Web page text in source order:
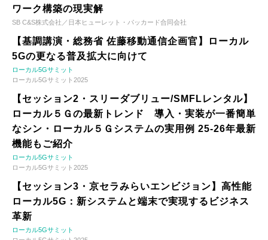
ワーク構築の現実解
SB C&S株式会社／日本ヒューレット・パッカード合同会社
【基調講演・総務省 佐藤移動通信企画官】ローカル
5Gの更なる普及拡大に向けて
ローカル5Gサミット
ローカル5Gサミット2025
【セッション2・スリーダブリュー/SMFLレンタル】
ローカル５Ｇの最新トレンド 導入・実装が一番簡単
なシン・ローカル５Ｇシステムの実用例 25-26年最新
機能もご紹介
ローカル5Gサミット
ローカル5Gサミット2025
【セッション3・京セラみらいエンビジョン】高性能
ローカル5G：新システムと端末で実現するビジネス
革新
ローカル5Gサミット